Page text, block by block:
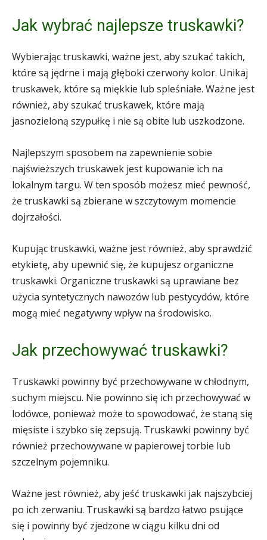
Jak wybrać najlepsze truskawki?
Wybierając truskawki, ważne jest, aby szukać takich,
które są jędrne i mają głęboki czerwony kolor. Unikaj
truskawek, które są miękkie lub spleśniałe. Ważne jest
również, aby szukać truskawek, które mają
jasnozieloną szypułkę i nie są obite lub uszkodzone.
Najlepszym sposobem na zapewnienie sobie
najświeższych truskawek jest kupowanie ich na
lokalnym targu. W ten sposób możesz mieć pewność,
że truskawki są zbierane w szczytowym momencie
dojrzałości.
Kupując truskawki, ważne jest również, aby sprawdzić
etykietę, aby upewnić się, że kupujesz organiczne
truskawki. Organiczne truskawki są uprawiane bez
użycia syntetycznych nawozów lub pestycydów, które
mogą mieć negatywny wpływ na środowisko.
Jak przechowywać truskawki?
Truskawki powinny być przechowywane w chłodnym,
suchym miejscu. Nie powinno się ich przechowywać w
lodówce, ponieważ może to spowodować, że staną się
mięsiste i szybko się zepsują. Truskawki powinny być
również przechowywane w papierowej torbie lub
szczelnym pojemniku.
Ważne jest również, aby jeść truskawki jak najszybciej
po ich zerwaniu. Truskawki są bardzo łatwo psujące
się i powinny być zjedzone w ciągu kilku dni od